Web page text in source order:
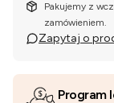
Pakujemy z
zamówieniem.
Zapytaj o
Program